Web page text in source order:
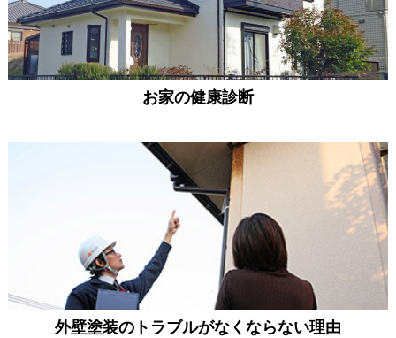
お家の健康診断
外壁塗装のトラブルがなくならない理由